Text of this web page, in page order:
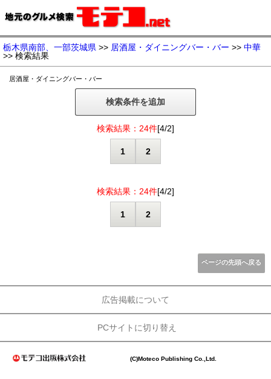
栃木県南部、一部茨城県 >> 居酒屋・ダイニングバー・バー >> 中華
>> 検索結果
居酒屋・ダイニングバー・バー
検索条件を追加
検索結果：24件[4/2]
1 2
検索結果：24件[4/2]
1 2
ページの先頭へ戻る
広告掲載について
PCサイトに切り替え
(C)Moteco Publishing Co.,Ltd.